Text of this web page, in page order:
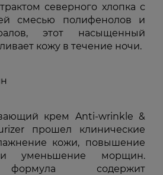
северного хлопка с
смесью полифенолов и
этот насыщенный
кожу в течение ночи.
крем Anti-wrinkle &
прошел клинические
кожи, повышение
уменьшение морщин.
формула содержит